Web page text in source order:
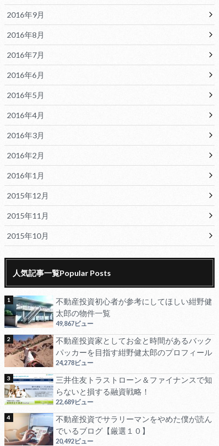
2016年9月
2016年8月
2016年7月
2016年6月
2016年5月
2016年4月
2016年3月
2016年2月
2016年1月
2015年12月
2015年11月
2015年10月
人気記事一覧Popular Posts
不動産投資初心者が参考にしてほしい紺野健
太郎の物件一覧
49,867ビュー
不動産投資家としてお金と時間があるバック
パッカーを目指す紺野健太郎のプロフィール
24,278ビュー
三井住友トラストローン＆ファイナンスで知
らないと損する融資戦略！
22,689ビュー
不動産投資でサラリーマンをやめた僕が読ん
でいるブログ【厳選１０】
20,492ビュー